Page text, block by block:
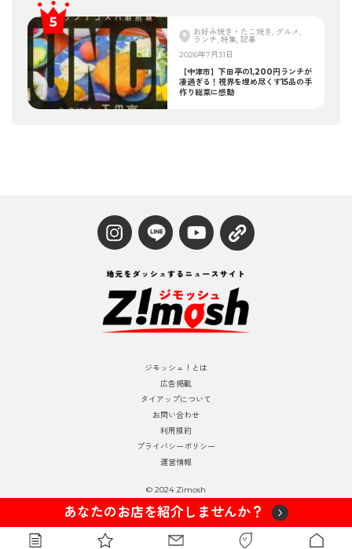
お好み焼き・たこ焼き, グルメ,
ランチ, 特集, 記事
2026年7月31日
【中津市】下田亭の1,200円ランチが
凄過ぎる！視界を埋め尽くす15品の手
作り総菜に感動
ジモッシュ！とは
広告掲載
タイアップについて
お問い合わせ
利用規約
プライバシーポリシー
運営情報
© 2024 Zimosh
あなたのお店を紹介しませんか？